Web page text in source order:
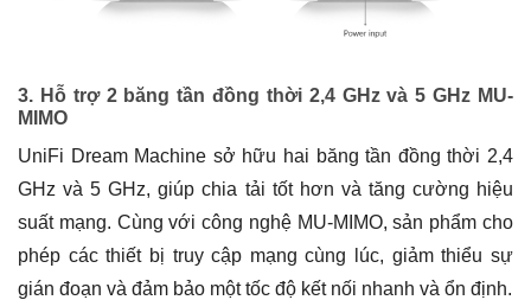
3. Hỗ trợ 2 băng tần đồng thời 2,4 GHz và 5 GHz MU-
MIMO
UniFi Dream Machine sở hữu hai băng tần đồng thời 2,4
GHz và 5 GHz, giúp chia tải tốt hơn và tăng cường hiệu
suất mạng. Cùng với công nghệ MU-MIMO, sản phẩm cho
phép các thiết bị truy cập mạng cùng lúc, giảm thiểu sự
gián đoạn và đảm bảo một tốc độ kết nối nhanh và ổn định.